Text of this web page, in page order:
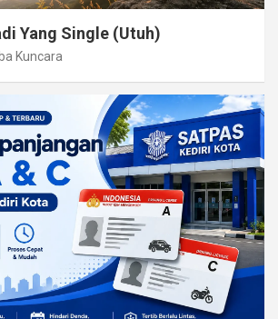
Yang Single (Utuh)
Kuncara